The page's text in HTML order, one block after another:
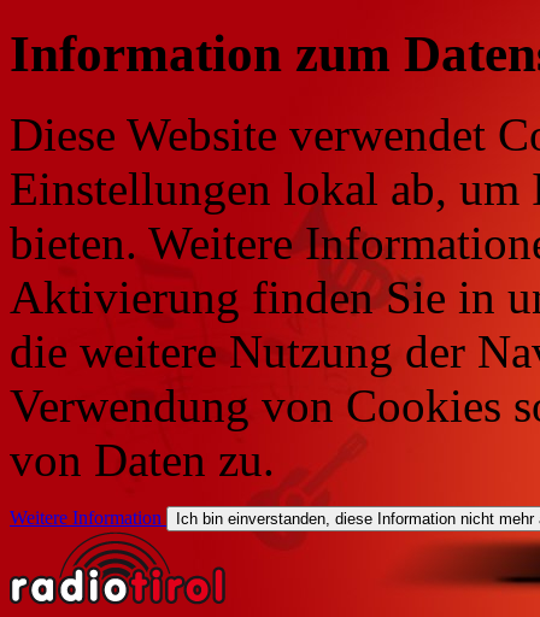
Information zum
Diese Website verwendet
Einstellungen lokal ab, um
bieten. Weitere
Aktivierung finden Sie in
die weitere Nutzung der
Verwendung von Cookies
von Daten zu.
Weitere Information Ich bin einverstanden, diese Information nicht mehr